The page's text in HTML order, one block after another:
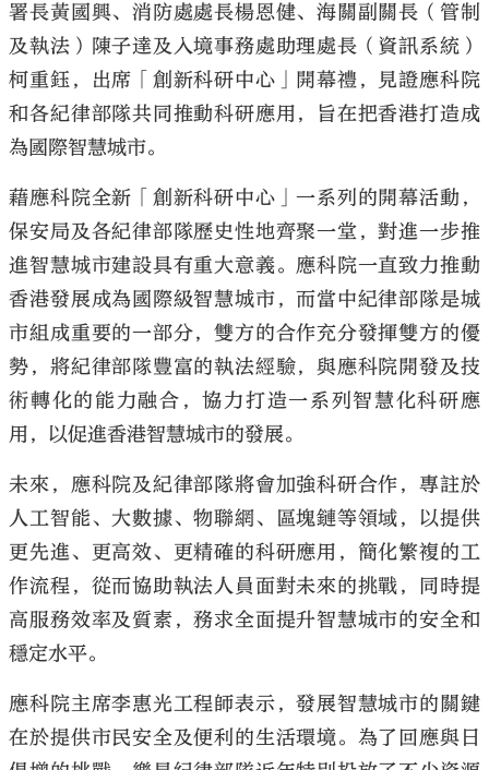
署長黃國興、消防處處長楊恩健、海關副關長（管制
及執法）陳子達及入境事務處助理處長（資訊系統）
柯重鈺，出席「創新科研中心」開幕禮，見證應科院
和各紀律部隊共同推動科研應用，旨在把香港打造成
為國際智慧城市。
藉應科院全新「創新科研中心」一系列的開幕活動，
保安局及各紀律部隊歷史性地齊聚一堂，對進一步推
進智慧城市建設具有重大意義。應科院一直致力推動
香港發展成為國際級智慧城市，而當中紀律部隊是城
市組成重要的一部分，雙方的合作充分發揮雙方的優
勢，將紀律部隊豐富的執法經驗，與應科院開發及技
術轉化的能力融合，協力打造一系列智慧化科研應
用，以促進香港智慧城市的發展。
未來，應科院及紀律部隊將會加強科研合作，專註於
人工智能、大數據、物聯網、區塊鏈等領域，以提供
更先進、更高效、更精確的科研應用，簡化繁複的工
作流程，從而協助執法人員面對未來的挑戰，同時提
高服務效率及質素，務求全面提升智慧城市的安全和
穩定水平。
應科院主席李惠光工程師表示，發展智慧城市的關鍵
在於提供市民安全及便利的生活環境。為了回應與日